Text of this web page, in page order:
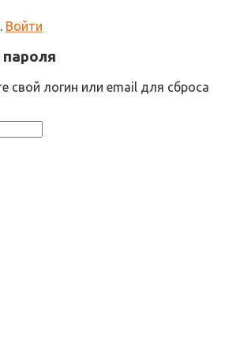
Войти
свой логин или email для сброса